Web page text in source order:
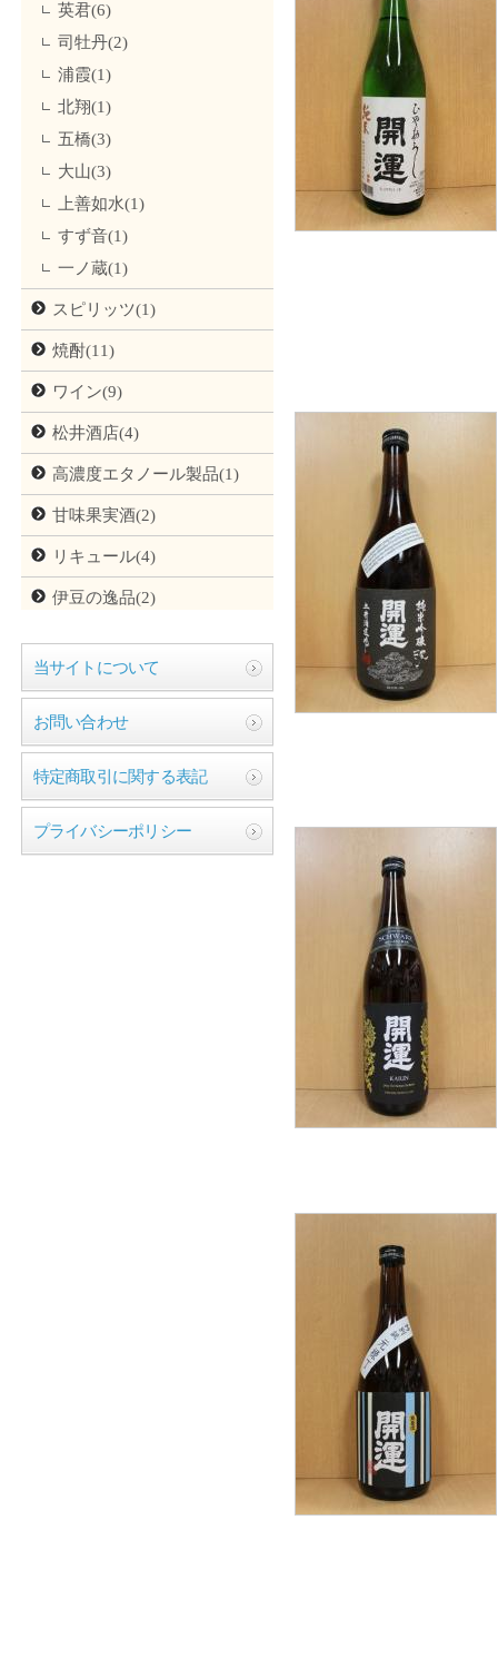
英君(6)
司牡丹(2)
浦霞(1)
北翔(1)
五橋(3)
大山(3)
上善如水(1)
すず音(1)
一ノ蔵(1)
スピリッツ(1)
焼酎(11)
ワイン(9)
松井酒店(4)
高濃度エタノール製品(1)
甘味果実酒(2)
リキュール(4)
伊豆の逸品(2)
当サイトについて
お問い合わせ
特定商取引に関する表記
プライバシーポリシー